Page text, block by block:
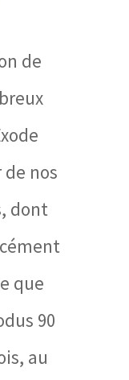
de
nos
dont
que
90
au